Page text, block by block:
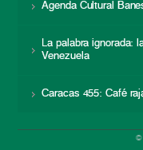
Agenda Cultural
La palabra ignorada:
Venezuela
Caracas 455: Café
©